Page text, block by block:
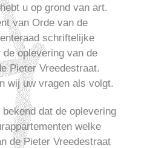
u op grond van art.
van Orde van de
schriftelijke
oplevering van de
Pieter Vreedestraat.
wij uw vragen als volgt.
dat de oplevering
welke
de Pieter Vreedestraat